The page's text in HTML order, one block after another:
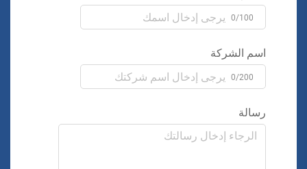
0/100
اسم الشركة
0/200
رسالة